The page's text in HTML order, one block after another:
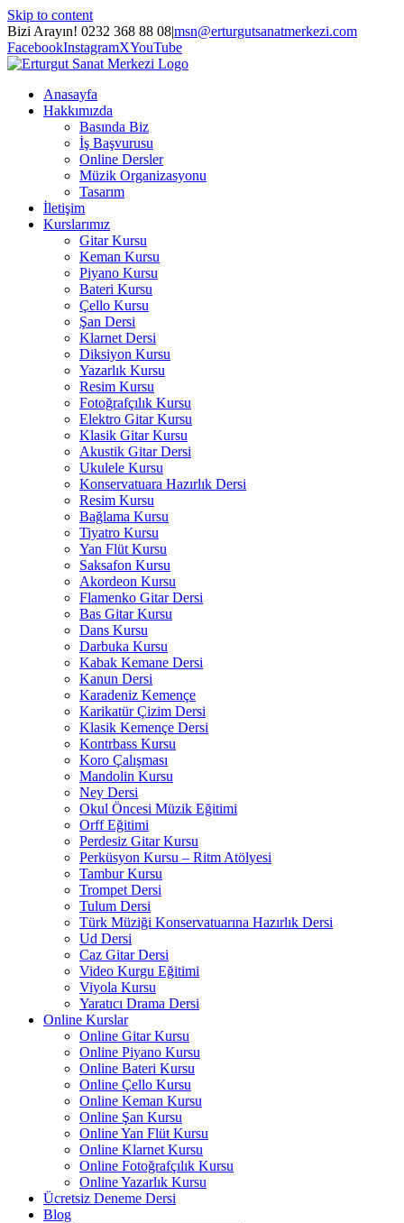
Skip to content
Bizi Arayın! 0232 368 88 08|msn@erturgutsanatmerkezi.com
FacebookInstagramXYouTube
Anasayfa
Hakkımızda
Basında Biz
İş Başvurusu
Online Dersler
Müzik Organizasyonu
Tasarım
İletişim
Kurslarımız
Gitar Kursu
Keman Kursu
Piyano Kursu
Bateri Kursu
Çello Kursu
Şan Dersi
Klarnet Dersi
Diksiyon Kursu
Yazarlık Kursu
Resim Kursu
Fotoğrafçılık Kursu
Elektro Gitar Kursu
Klasik Gitar Kursu
Akustik Gitar Dersi
Ukulele Kursu
Konservatuara Hazırlık Dersi
Resim Kursu
Bağlama Kursu
Tiyatro Kursu
Yan Flüt Kursu
Saksafon Kursu
Akordeon Kursu
Flamenko Gitar Dersi
Bas Gitar Kursu
Dans Kursu
Darbuka Kursu
Kabak Kemane Dersi
Kanun Dersi
Karadeniz Kemençe
Karikatür Çizim Dersi
Klasik Kemençe Dersi
Kontrbass Kursu
Koro Çalışması
Mandolin Kursu
Ney Dersi
Okul Öncesi Müzik Eğitimi
Orff Eğitimi
Perdesiz Gitar Kursu
Perküsyon Kursu – Ritm Atölyesi
Tambur Kursu
Trompet Dersi
Tulum Dersi
Türk Müziği Konservatuarına Hazırlık Dersi
Ud Dersi
Caz Gitar Dersi
Video Kurgu Eğitimi
Viyola Kursu
Yaratıcı Drama Dersi
Online Kurslar
Online Gitar Kursu
Online Piyano Kursu
Online Bateri Kursu
Online Çello Kursu
Online Keman Kursu
Online Şan Kursu
Online Yan Flüt Kursu
Online Klarnet Kursu
Online Fotoğrafçılık Kursu
Online Yazarlık Kursu
Ücretsiz Deneme Dersi
Blog